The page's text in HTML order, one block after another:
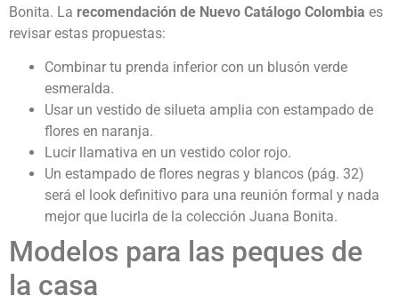
Bonita. La recomendación de Nuevo Catálogo Colombia es
revisar estas propuestas:
Combinar tu prenda inferior con un blusón verde
esmeralda.
Usar un vestido de silueta amplia con estampado de
flores en naranja.
Lucir llamativa en un vestido color rojo.
Un estampado de flores negras y blancos (pág. 32)
será el look definitivo para una reunión formal y nada
mejor que lucirla de la colección Juana Bonita.
Modelos para las peques de
la casa